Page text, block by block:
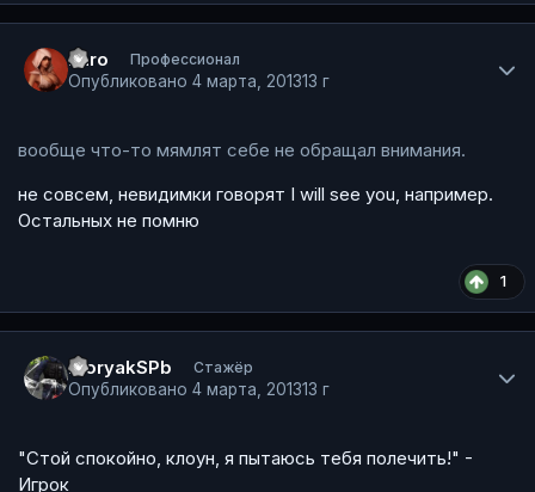
Laro Профессионал
Опубликовано 4 марта, 201313 г
вообще что-то мямлят себе не обращал внимания.
не совсем, невидимки говорят I will see you, например.
Остальных не помню
1
MoryakSPb Стажёр
Опубликовано 4 марта, 201313 г
"Стой спокойно, клоун, я пытаюсь тебя полечить!" -
Игрок